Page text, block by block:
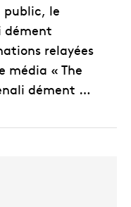
public, le
dément
relayées
média « The
dément …